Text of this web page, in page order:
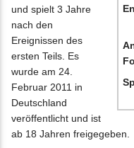
und spielt 3 Jahre
nach den
Ereignissen des
ersten Teils. Es
wurde am 24.
Februar 2011 in
Deutschland
veröffentlicht und ist
ab 18 Jahren freigegeben.